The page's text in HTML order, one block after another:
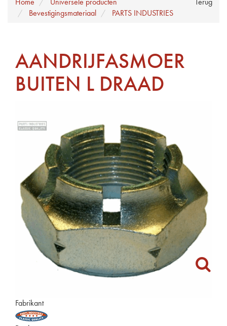
Bevestigingsmateriaal
PARTS INDUSTRIES
AANDRIJFASMOER
BUITEN L DRAAD
Fabrikant